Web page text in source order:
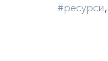
#ресурси,